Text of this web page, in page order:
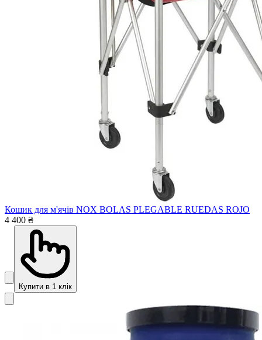
Кошик для м'ячів NOX BOLAS PLEGABLE RUEDAS ROJO
4 400 ₴
Купити в 1 клік